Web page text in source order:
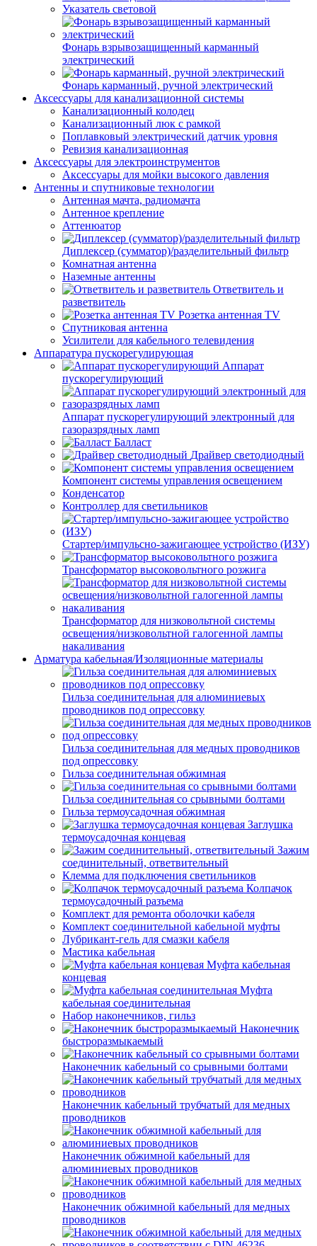
Указатель световой
Фонарь взрывозащищенный карманный
электрический
Фонарь карманный, ручной электрический
Аксессуары для канализационной системы
Канализационный колодец
Канализационный люк с рамкой
Поплавковый электрический датчик уровня
Ревизия канализационная
Аксессуары для электроинструментов
Аксессуары для мойки высокого давления
Антенны и спутниковые технологии
Антенная мачта, радиомачта
Антенное крепление
Аттенюатор
Диплексер (сумматор)/разделительный фильтр
Комнатная антенна
Наземные антенны
Ответвитель и
разветвитель
Розетка антенная TV
Спутниковая антенна
Усилители для кабельного телевидения
Аппаратура пускорегулирующая
Аппарат
пускорегулирующий
Аппарат пускорегулирующий электронный для
газоразрядных ламп
Балласт
Драйвер светодиодный
Компонент системы управления освещением
Конденсатор
Контроллер для светильников
Стартер/импульсно-зажигающее устройство (ИЗУ)
Трансформатор высоковольтного розжига
Трансформатор для низковольтной системы
освещения/низковольтной галогенной лампы
накаливания
Арматура кабельная/Изоляционные материалы
Гильза соединительная для алюминиевых
проводников под опрессовку
Гильза соединительная для медных проводников
под опрессовку
Гильза соединительная обжимная
Гильза соединительная со срывными болтами
Гильза термоусадочная обжимная
Заглушка
термоусадочная концевая
Зажим
соединительный, ответвительный
Клемма для подключения светильников
Колпачок
термоусадочный разъема
Комплект для ремонта оболочки кабеля
Комплект соединительной кабельной муфты
Лубрикант-гель для смазки кабеля
Мастика кабельная
Муфта кабельная
концевая
Муфта
кабельная соединительная
Набор наконечников, гильз
Наконечник
быстроразмыкаемый
Наконечник кабельный со срывными болтами
Наконечник кабельный трубчатый для медных
проводников
Наконечник обжимной кабельный для
алюминиевых проводников
Наконечник обжимной кабельный для медных
проводников